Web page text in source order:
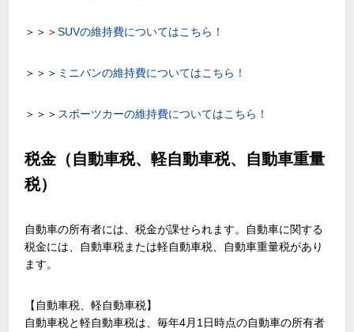
＞＞＞SUVの維持費についてはこちら！
＞＞＞ ミニバンの維持費についてはこちら！
＞＞＞ スポーツカーの維持費についてはこちら！
税金（自動車税、軽自動車税、自動車重量
税）
自動車の所有者には、税金が課せられます。自動車に関する
税金には、自動車税または軽自動車税、自動車重量税があり
ます。
【自動車税、軽自動車税】
自動車税と軽自動車税は、毎年4月1日時点の自動車の所有者